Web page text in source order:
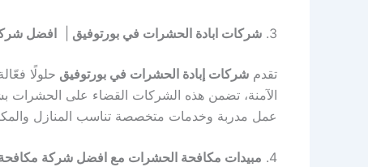
3. شركات ابادة الحشرات في بورتوفيق افضل
تقدم شركات إبادة الحشرات في بورتوفيق حلولًا
الآمنة، تضمن هذه الشركات القضاء على الحشرات
عمل مدربة وخدمات متخصصة تناسب المنازل
4. مبيدات مكافحة الحشرات مع افضل شركة